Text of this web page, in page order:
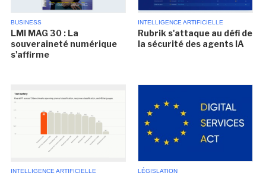
BUSINESS
LMI MAG 30 : La
souveraineté numérique
s'affirme
INTELLIGENCE ARTIFICIELLE
Rubrik s'attaque au défi de
la sécurité des agents IA
INTELLIGENCE ARTIFICIELLE LÉGISLATION